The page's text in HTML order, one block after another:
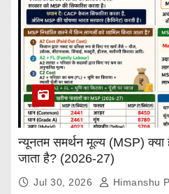
न्यूनतम समर्थन मूल्य (MSP)
जाता है? (2026-27)
Jul 30, 2026 Himanshu